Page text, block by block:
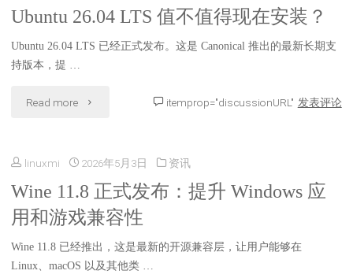
乐
制
工
进
一
步
完
正
式
Debian
的
安
Ubuntu 26.04 LTS 值不值得现在安装？
Ubuntu 26.04 LTS 已经正式发布。这是 Canonical 推出的最新长期支
持版本，提 …
Read more "Ubuntu
LTS
值
不
值
itemprop="discussionURL" 发表评论
linuxmi 2026年5月3日 资讯
Wine 11.8 正式发布：提升 Windows 应
用和游戏兼容性
Wine 11.8 已经推出，这是最新的开源兼容层，让用户能够在
Linux、macOS 以及其他类 …